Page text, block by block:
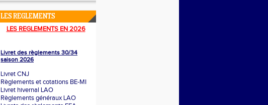
LES REGLEMENTS
LES REGLEMENTS EN 2026
Livret des règlements 30/34
saison 2026
Livret CNJ
Règlements et cotations BE-MI
Livret hivernal LAO
Règlements généraux LAO